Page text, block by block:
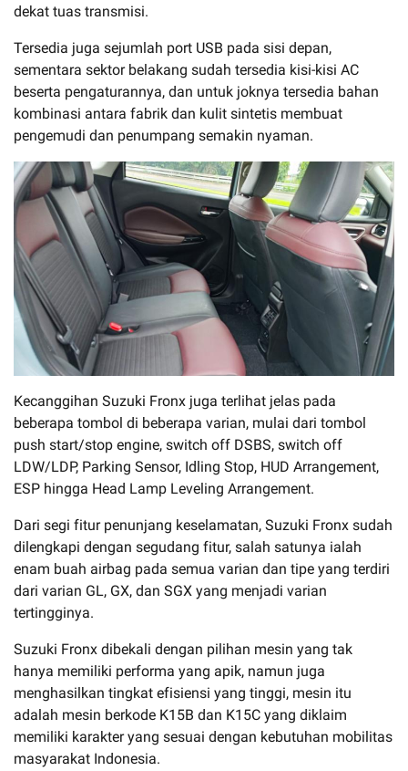
dekat tuas transmisi.
Tersedia juga sejumlah port USB pada sisi depan,
sementara sektor belakang sudah tersedia kisi-kisi AC
beserta pengaturannya, dan untuk joknya tersedia bahan
kombinasi antara fabrik dan kulit sintetis membuat
pengemudi dan penumpang semakin nyaman.
Kecanggihan Suzuki Fronx juga terlihat jelas pada
beberapa tombol di beberapa varian, mulai dari tombol
push start/stop engine, switch off DSBS, switch off
LDW/LDP, Parking Sensor, Idling Stop, HUD Arrangement,
ESP hingga Head Lamp Leveling Arrangement.
Dari segi fitur penunjang keselamatan, Suzuki Fronx sudah
dilengkapi dengan segudang fitur, salah satunya ialah
enam buah airbag pada semua varian dan tipe yang terdiri
dari varian GL, GX, dan SGX yang menjadi varian
tertingginya.
Suzuki Fronx dibekali dengan pilihan mesin yang tak
hanya memiliki performa yang apik, namun juga
menghasilkan tingkat efisiensi yang tinggi, mesin itu
adalah mesin berkode K15B dan K15C yang diklaim
memiliki karakter yang sesuai dengan kebutuhan mobilitas
masyarakat Indonesia.